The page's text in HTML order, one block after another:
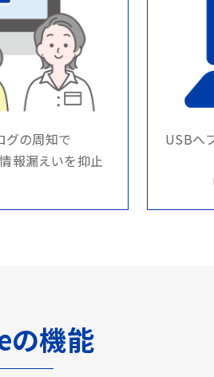
グの周知で
報漏えいを抑止
USBへ
の機能